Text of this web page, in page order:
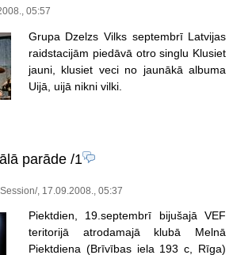
05:57
Grupa Dzelzs Vilks septembrī Latvijas
raidstacijām piedāvā otro singlu Klusiet
jauni, klusiet veci no jaunākā albuma
Uijā, uijā nikni vilki.
parāde/1
, 17.09.2008., 05:37
Piektdien, 19.septembrī bijušajā VEF
teritorijā atrodamajā klubā Melnā
Piektdiena (Brīvības iela 193 c, Rīga)